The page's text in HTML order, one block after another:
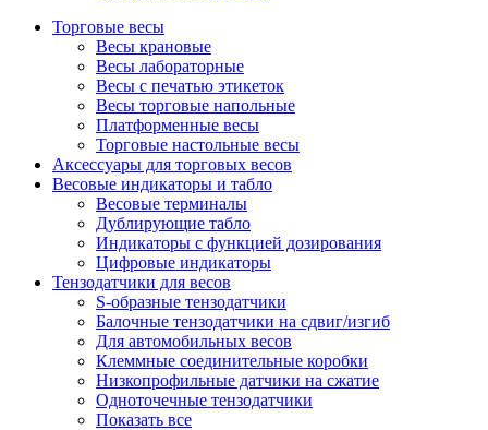
Торговые весы
Весы крановые
Весы лабораторные
Весы с печатью этикеток
Весы торговые напольные
Платформенные весы
Торговые настольные весы
Аксессуары для торговых весов
Весовые индикаторы и табло
Весовые терминалы
Дублирующие табло
Индикаторы с функцией дозирования
Цифровые индикаторы
Тензодатчики для весов
S-образные тензодатчики
Балочные тензодатчики на сдвиг/изгиб
Для автомобильных весов
Клеммные соединительные коробки
Низкопрофильные датчики на сжатие
Одноточечные тензодатчики
Показать все